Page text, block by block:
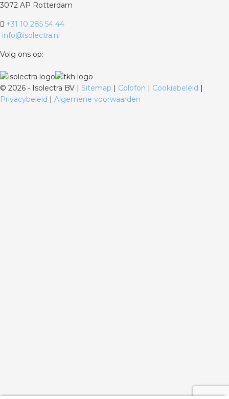
3072 AP Rotterdam
+31 10 285 54 44
info@isolectra.nl
Volg ons op:
© 2026 - Isolectra BV | Sitemap | Colofon | Cookiebeleid |
Privacybeleid | Algemene voorwaarden